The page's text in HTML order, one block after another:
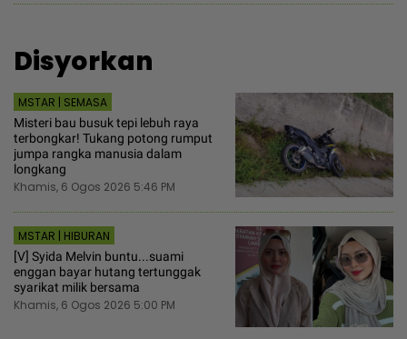
Disyorkan
MSTAR | SEMASA
Misteri bau busuk tepi lebuh raya
terbongkar! Tukang potong rumput
jumpa rangka manusia dalam
longkang
Khamis, 6 Ogos 2026 5:46 PM
MSTAR | HIBURAN
[V] Syida Melvin buntu...suami
enggan bayar hutang tertunggak
syarikat milik bersama
Khamis, 6 Ogos 2026 5:00 PM